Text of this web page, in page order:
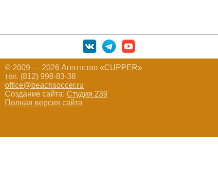
© 2009 — 2026 Агентство «CUPPER»
тел. (812) 998-83-38
office@beachsoccer.ru
Создание сайта: Студия 239
Полная версия сайта